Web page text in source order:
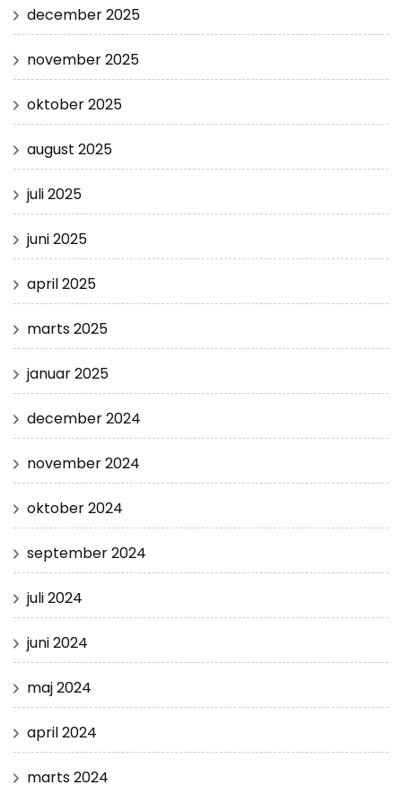
december 2025
november 2025
oktober 2025
august 2025
juli 2025
juni 2025
april 2025
marts 2025
januar 2025
december 2024
november 2024
oktober 2024
september 2024
juli 2024
juni 2024
maj 2024
april 2024
marts 2024